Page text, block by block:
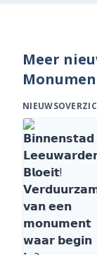
Meer